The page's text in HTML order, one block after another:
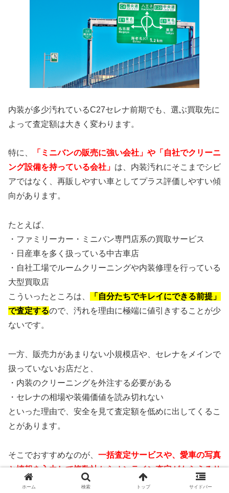
内装が多少汚れているC27セレナ前期でも、選ぶ買取先に
よって査定額は大きく変わります。
特に、
「ミニバンの販売に強い会社」や「自社でクリーニ
ング設備を持っている会社」 は、内装汚れにそこまでシビ
アではなく、再販しやすい車としてプラス評価しやすい傾
向があります。
たとえば、
・ファミリーカー・ミニバン専門店系の買取サービス
・日産車を多く扱っている中古車店
・自社工場でルームクリーニングや内装修理を行っている
大型買取店
こういったところは、
「自分たちでキレイにできる前提」
で査定するので、汚れを理由に極端に値引きすることが少
ないです。
一方、販売力があまりない小規模店や、セレナをメインで
扱っていないお店だと、
・内装のクリーニングを外注する必要がある
・セレナの相場や装備価値を読み切れない
といった理由で、安全を見て査定額を低めに出してくるこ
とがあります。
そこでおすすめなのが、 一括査定サービスや、愛車の写真
と情報を入力して複数社からオンライン査定がもらえるサ
ービス を使うことです。
ホーム 検索 トップ サイドバー